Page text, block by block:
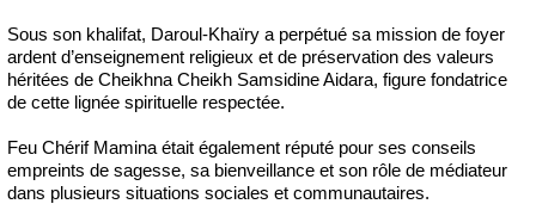
Sous son khalifat, Daroul-Khaïry a perpétué sa mission de foyer
ardent d’enseignement religieux et de préservation des valeurs
héritées de Cheikhna Cheikh Samsidine Aidara, figure fondatrice
de cette lignée spirituelle respectée.
Feu Chérif Mamina était également réputé pour ses conseils
empreints de sagesse, sa bienveillance et son rôle de médiateur
dans plusieurs situations sociales et communautaires.